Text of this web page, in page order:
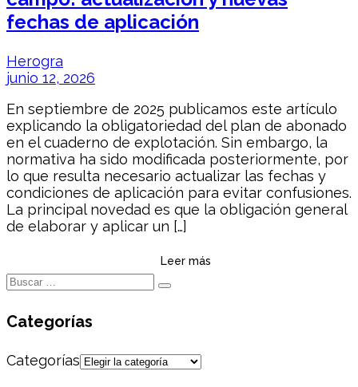
fechas de aplicación
Herogra
junio 12, 2026
En septiembre de 2025 publicamos este artículo
explicando la obligatoriedad del plan de abonado
en el cuaderno de explotación. Sin embargo, la
normativa ha sido modificada posteriormente, por
lo que resulta necesario actualizar las fechas y
condiciones de aplicación para evitar confusiones.
La principal novedad es que la obligación general
de elaborar y aplicar un […]
Leer más
Categorías
Categorías